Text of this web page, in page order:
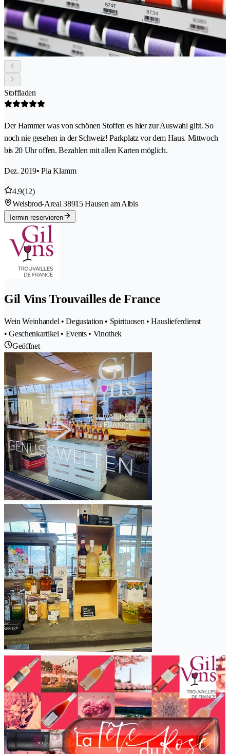
Stoffladen
Der Hammer was von schönen Stoffen es hier zur Auswahl gibt. So
noch nie gesehen in der Schweiz! Parkplatz vor dem Haus. Mittwoch
bis 20 Uhr offen. Bezahlen mit allen Karten möglich.
Dez. 2019• Pia Klamm
4.9(12)
Weisbrod-Areal 38915 Hausen am Albis
Termin reservieren
Gil Vins Trouvailles de France
Wein Weinhandel • Degustation • Spirituosen • Hauslieferdienst
• Geschenkartikel • Events • Vinothek
Geöffnet